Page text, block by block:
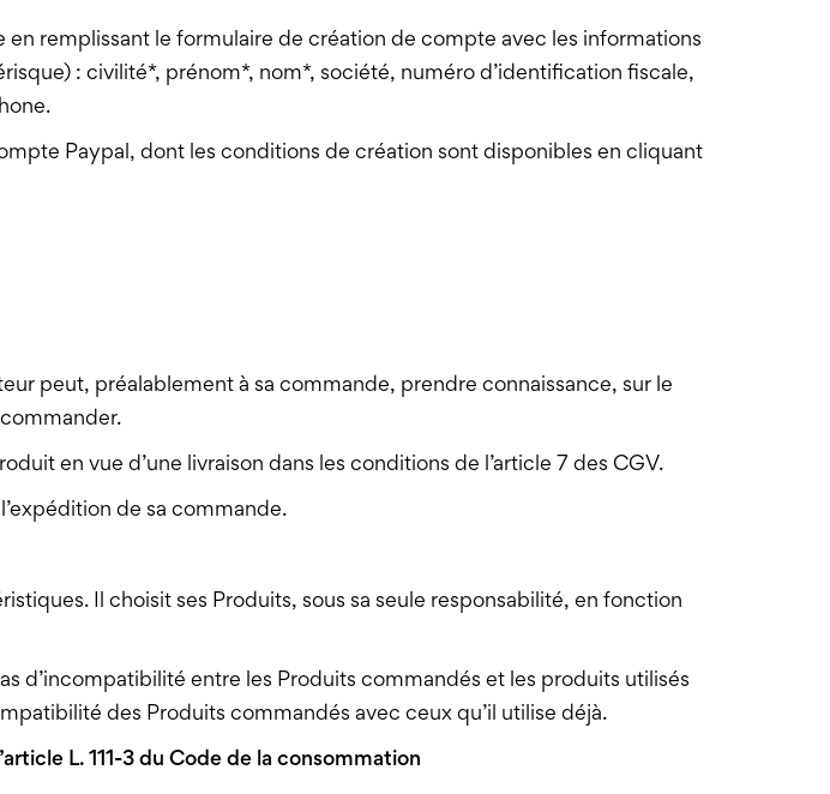
remplissant le formulaire de création de compte avec les informations
: civilité*, prénom*, nom*, société, numéro d’identification fiscale,
Paypal, dont les conditions de création sont disponibles en cliquant
peut, préalablement à sa commande, prendre connaissance, sur le
en vue d’une livraison dans les conditions de l’article 7 des CGV.
de sa commande.
Il choisit ses Produits, sous sa seule responsabilité, en fonction
d’incompatibilité entre les Produits commandés et les produits utilisés
des Produits commandés avec ceux qu’il utilise déjà.
L. 111-3 du Code de la consommation